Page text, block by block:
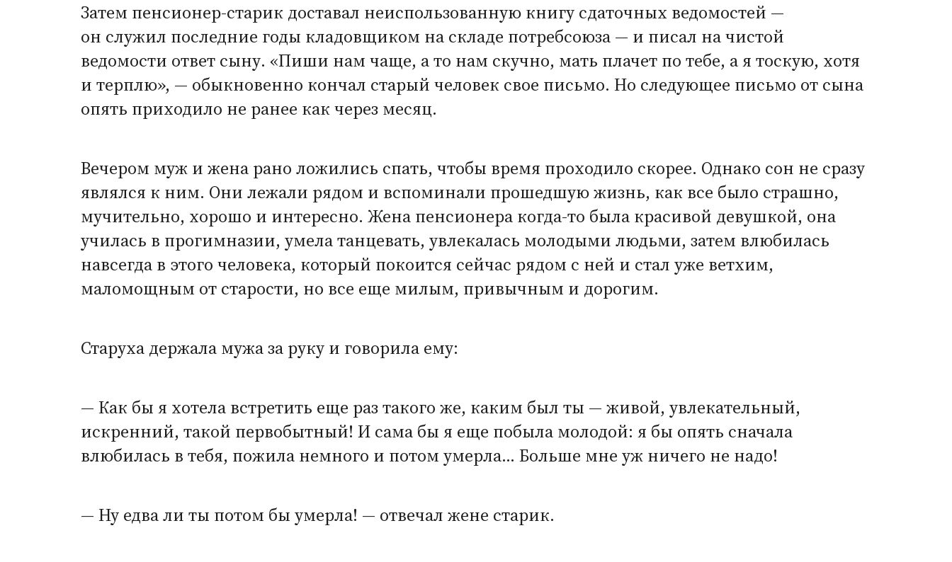
Затем пенсионер-старик доставал неиспользованную книгу сдаточных ведомостей —
он служил последние годы кладовщиком на складе потребсоюза — и писал на чистой
ведомости ответ сыну. «Пиши нам чаще, а то нам скучно, мать плачет по тебе, а я тоскую, хотя
и терплю», — обыкновенно кончал старый человек свое письмо. Но следующее письмо от сына
опять приходило не ранее как через месяц.
Вечером муж и жена рано ложились спать, чтобы время проходило скорее. Однако сон не сразу
являлся к ним. Они лежали рядом и вспоминали прошедшую жизнь, как все было страшно,
мучительно, хорошо и интересно. Жена пенсионера когда-то была красивой девушкой, она
училась в прогимназии, умела танцевать, увлекалась молодыми людьми, затем влюбилась
навсегда в этого человека, который покоится сейчас рядом с ней и стал уже ветхим,
маломощным от старости, но все еще милым, привычным и дорогим.
Старуха держала мужа за руку и говорила ему:
— Как бы я хотела встретить еще раз такого же, каким был ты — живой, увлекательный,
искренний, такой первобытный! И сама бы я еще побыла молодой: я бы опять сначала
влюбилась в тебя, пожила немного и потом умерла… Больше мне уж ничего не надо!
— Ну едва ли ты потом бы умерла! — отвечал жене старик.